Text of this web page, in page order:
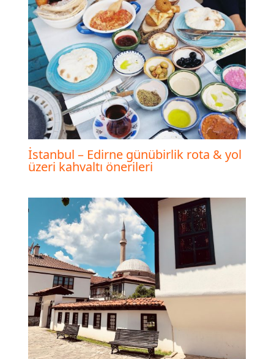
İstanbul – Edirne günübirlik rota & yol
üzeri kahvaltı önerileri